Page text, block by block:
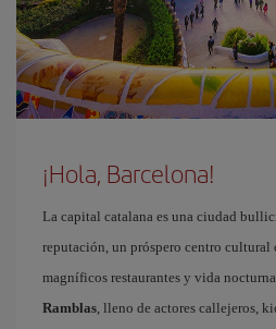
¡Hola, Barcelona!
La capital catalana es una ciudad
reputación, un próspero centro cultural
magníficos restaurantes y vida
Ramblas, lleno de actores callejeros,